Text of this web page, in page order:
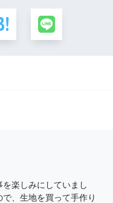
楽しみにしていまし
、生地を買って手作り